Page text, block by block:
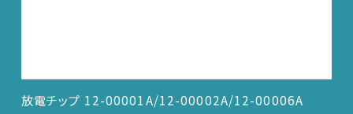
放電チップ 12-00001A/12-00002A/12-00006A